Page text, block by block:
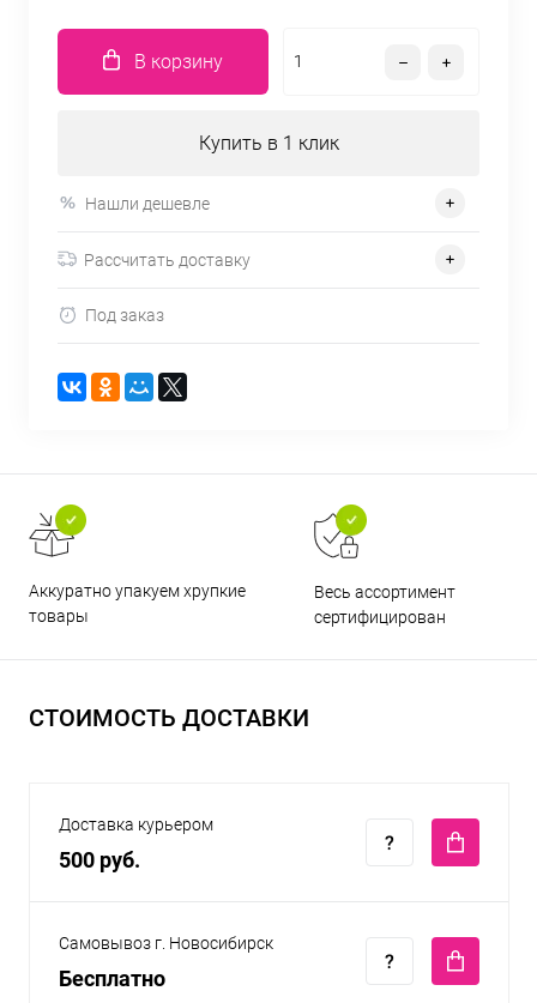
В корзину
Купить в 1 клик
Нашли дешевле
Рассчитать доставку
Под заказ
Аккуратно упакуем хрупкие
товары
Весь ассортимент
сертифицирован
СТОИМОСТЬ ДОСТАВКИ
Доставка курьером
500 руб.
Самовывоз г. Новосибирск
Бесплатно